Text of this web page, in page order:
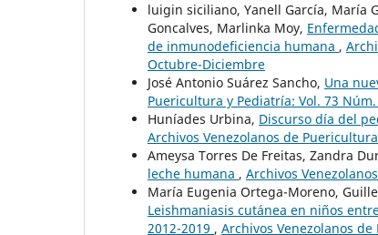
luigin siciliano, Yanell García, María
Goncalves, Marlinka Moy,
de inmunodeficiencia humana ,
Octubre-Diciembre
José Antonio Suárez Sancho, Una
Puericultura y Pediatría: Vol. 73
Huníades Urbina, Discurso día del
Archivos Venezolanos de
Ameysa Torres De Freitas, Zandra
leche humana , Archivos
María Eugenia Ortega-Moreno,
Leishmaniasis cutánea en niños
2012-2019 , Archivos Venezolanos